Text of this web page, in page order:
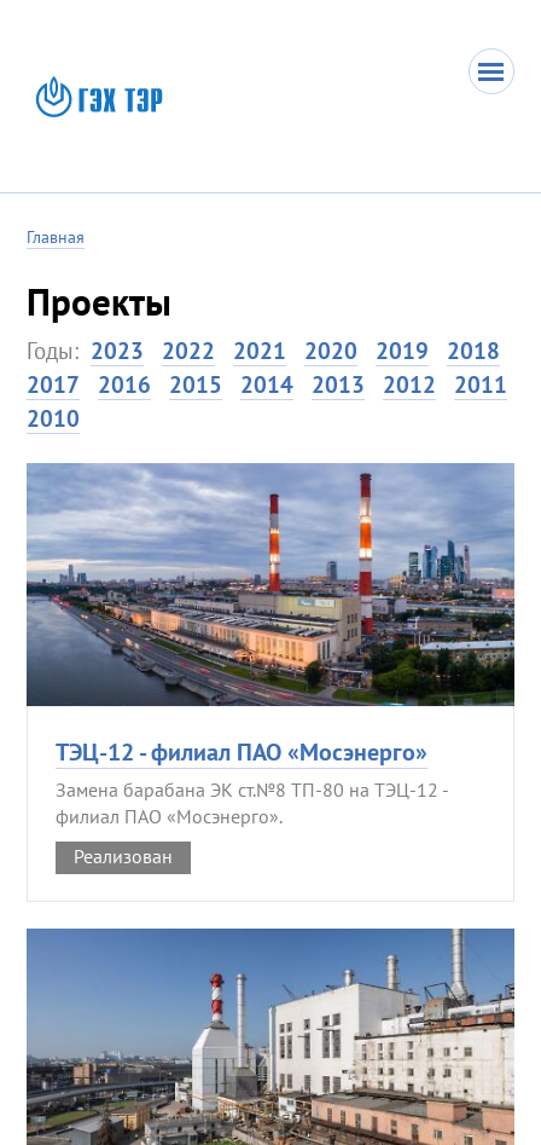
Главная
Проекты
Годы: 2023 2022 2021 2020 2019
2018
2017
2016 2015 2014 2013 2012
2011
2010
ТЭЦ-12 - филиал ПАО «Мосэнерго»
Замена барабана ЭК ст.№8 ТП-80 на ТЭЦ-12 -
филиал ПАО «Мосэнерго».
Реализован